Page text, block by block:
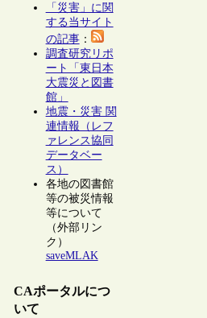
「災害」に関
する当サイト
の記事：
調査研究リポ
ート「東日本
大震災と図書
館」
地震・災害 関
連情報（レフ
ァレンス協同
データベー
ス）
各地の図書館
等の被災情報
等について
（外部リン
ク）
saveMLAK
CAポータルにつ
いて